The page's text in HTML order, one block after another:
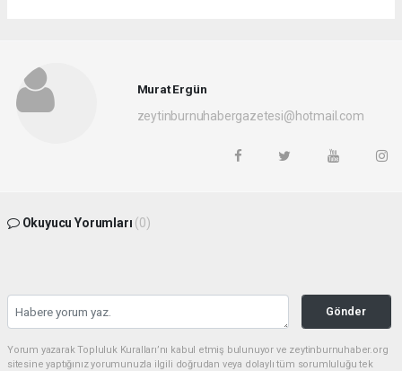
Murat Ergün
zeytinburnuhabergazetesi@hotmail.com
Okuyucu Yorumları (0)
Gönder
Yorum yazarak Topluluk Kuralları’nı kabul etmiş bulunuyor ve zeytinburnuhaber.org
sitesine yaptığınız yorumunuzla ilgili doğrudan veya dolaylı tüm sorumluluğu tek